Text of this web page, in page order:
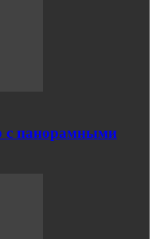
с панорамными